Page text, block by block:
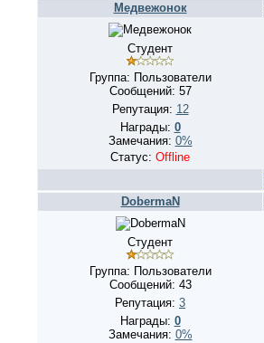
Медвежонок
Студент
Группа: Пользователи
Сообщений: 57
Репутация: 12
Награды: 0
Замечания: 0%
Статус: Offline
DobermaN
Студент
Группа: Пользователи
Сообщений: 43
Репутация: 3
Награды: 0
Замечания: 0%